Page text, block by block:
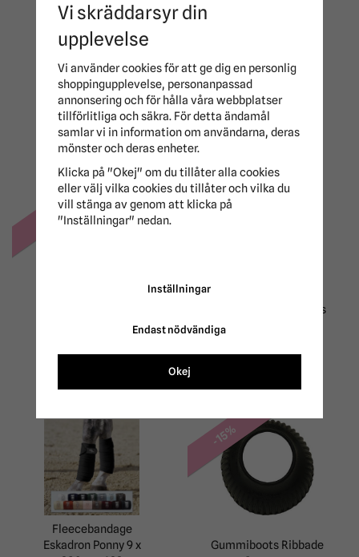
Boots med päls
Protector
199 kr
Boots Neopren
Eskadron
429 kr
-70%
Kardborre Haglunds
149 kr
Fleecebandage Basics
11 x 350 cm Eskadron
Fleecebandage
Eskadron Ponny 9 x
-15%
Gummiboots Ribbade
Vi skräddarsyr din
upplevelse
Vi använder cookies för att ge dig en personlig
shoppingupplevelse, personanpassad
annonsering och för hålla våra webbplatser
tillförlitliga och säkra. För detta ändamål
samlar vi in information om användarna, deras
mönster och deras enheter.
Klicka på "Okej" om du tillåter alla cookies
eller välj vilka cookies du tillåter och vilka du
vill stänga av genom att klicka på
"Inställningar" nedan.
Inställningar
Endast nödvändiga
Okej